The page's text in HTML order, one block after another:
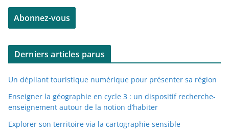
e
s
e
m
a
i
l
Abonnez-vous
Derniers articles parus
Un dépliant touristique numérique pour présenter sa région
Enseigner la géographie en cycle 3 : un dispositif recherche-
enseignement autour de la notion d’habiter
Explorer son territoire via la cartographie sensible